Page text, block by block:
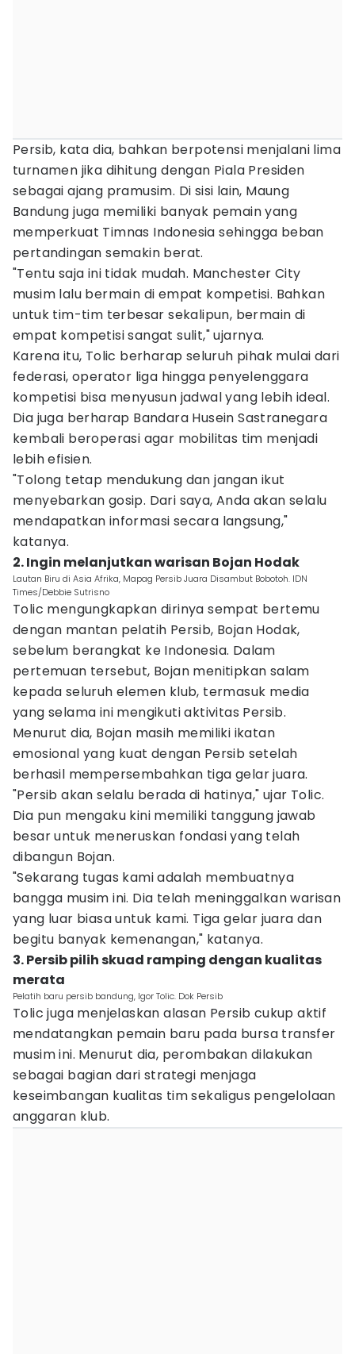
Persib, kata dia, bahkan berpotensi menjalani lima
turnamen jika dihitung dengan Piala Presiden
sebagai ajang pramusim. Di sisi lain, Maung
Bandung juga memiliki banyak pemain yang
memperkuat Timnas Indonesia sehingga beban
pertandingan semakin berat.
"Tentu saja ini tidak mudah. Manchester City
musim lalu bermain di empat kompetisi. Bahkan
untuk tim-tim terbesar sekalipun, bermain di
empat kompetisi sangat sulit," ujarnya.
Karena itu, Tolic berharap seluruh pihak mulai dari
federasi, operator liga hingga penyelenggara
kompetisi bisa menyusun jadwal yang lebih ideal.
Dia juga berharap Bandara Husein Sastranegara
kembali beroperasi agar mobilitas tim menjadi
lebih efisien.
"Tolong tetap mendukung dan jangan ikut
menyebarkan gosip. Dari saya, Anda akan selalu
mendapatkan informasi secara langsung,"
katanya.
2. Ingin melanjutkan warisan Bojan Hodak
Lautan Biru di Asia Afrika, Mapag Persib Juara Disambut Bobotoh. IDN
Times/Debbie Sutrisno
Tolic mengungkapkan dirinya sempat bertemu
dengan mantan pelatih Persib, Bojan Hodak,
sebelum berangkat ke Indonesia. Dalam
pertemuan tersebut, Bojan menitipkan salam
kepada seluruh elemen klub, termasuk media
yang selama ini mengikuti aktivitas Persib.
Menurut dia, Bojan masih memiliki ikatan
emosional yang kuat dengan Persib setelah
berhasil mempersembahkan tiga gelar juara.
"Persib akan selalu berada di hatinya," ujar Tolic.
Dia pun mengaku kini memiliki tanggung jawab
besar untuk meneruskan fondasi yang telah
dibangun Bojan.
"Sekarang tugas kami adalah membuatnya
bangga musim ini. Dia telah meninggalkan warisan
yang luar biasa untuk kami. Tiga gelar juara dan
begitu banyak kemenangan," katanya.
3. Persib pilih skuad ramping dengan kualitas
merata
Pelatih baru persib bandung, Igor Tolic. Dok Persib
Tolic juga menjelaskan alasan Persib cukup aktif
mendatangkan pemain baru pada bursa transfer
musim ini. Menurut dia, perombakan dilakukan
sebagai bagian dari strategi menjaga
keseimbangan kualitas tim sekaligus pengelolaan
anggaran klub.